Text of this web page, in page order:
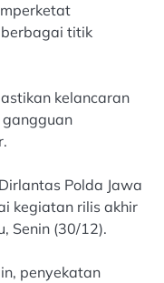
titik
kelancaran
Polda Jawa
kegiatan rilis akhir
Senin (30/12).
penyekatan